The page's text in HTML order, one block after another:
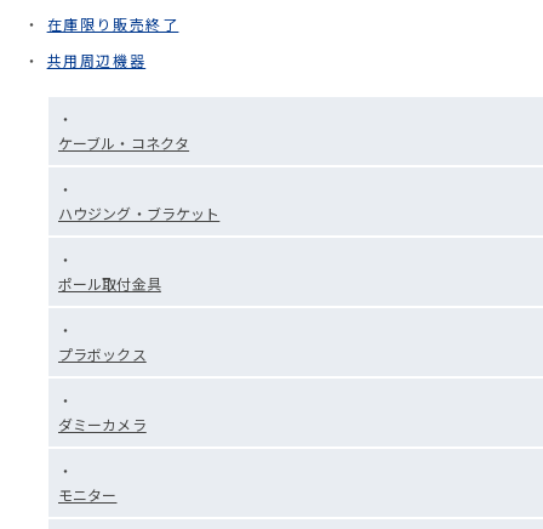
在庫限り販売終了
共用周辺機器
ケーブル・コネクタ
ハウジング・ブラケット
ポール取付金具
プラボックス
ダミーカメラ
モニター